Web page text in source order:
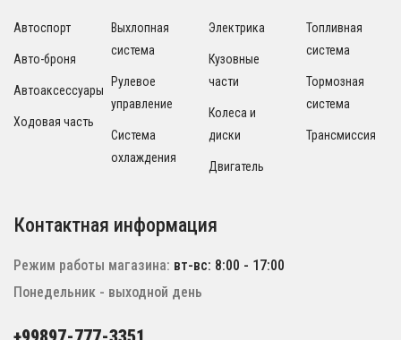
Автоспорт
Авто-броня
Автоаксессуары
Ходовая часть
Выхлопная
система
Рулевое
управление
Система
охлаждения
Электрика
Кузовные
части
Колеса и
диски
Двигатель
Топливная
система
Тормозная
система
Трансмиссия
Контактная информация
Режим работы магазина: вт-вс: 8:00 - 17:00
Понедельник - выходной день